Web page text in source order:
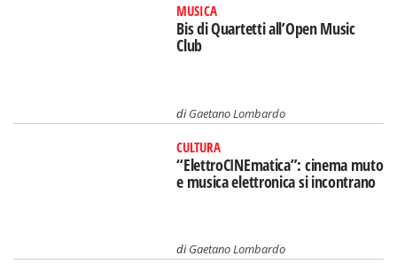
MUSICA
Bis di Quartetti all’Open Music
Club
diGaetano Lombardo
CULTURA
“ElettroCINEmatica”: cinema muto
e musica elettronica si incontrano
diGaetano Lombardo